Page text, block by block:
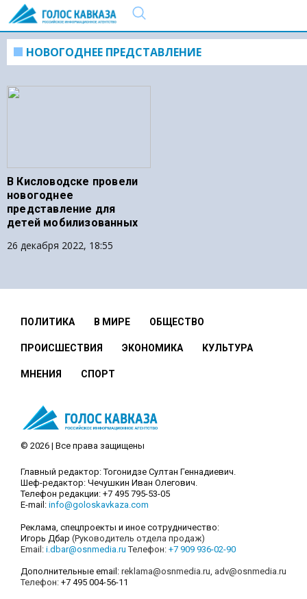
НОВОГОДНЕЕ ПРЕДСТАВЛЕНИЕ
В Кисловодске провели
новогоднее
представление для
детей мобилизованных
26 декабря 2022, 18:55
ПОЛИТИКА В МИРЕ ОБЩЕСТВО
ПРОИСШЕСТВИЯ ЭКОНОМИКА КУЛЬТУРА
МНЕНИЯ СПОРТ
© 2026 | Все права защищены
Главный редактор: Тогонидзе Султан Геннадиевич.
Шеф-редактор: Чечушкин Иван Олегович.
Телефон редакции: +7 495 795-53-05
E-mail: info@goloskavkaza.com
Реклама, спецпроекты и иное сотрудничество:
Игорь Дбар (Руководитель отдела продаж)
Email: i.dbar@osnmedia.ru Телефон: +7 909 936-02-90
Дополнительные email: reklama@osnmedia.ru, adv@osnmedia.ru
Телефон: +7 495 004-56-11